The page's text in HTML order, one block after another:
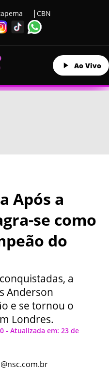
CBN
Ao Vivo
Após a
se como
do
a
Anderson
e se tornou o
Londres.
- Atualizada em: 23 de